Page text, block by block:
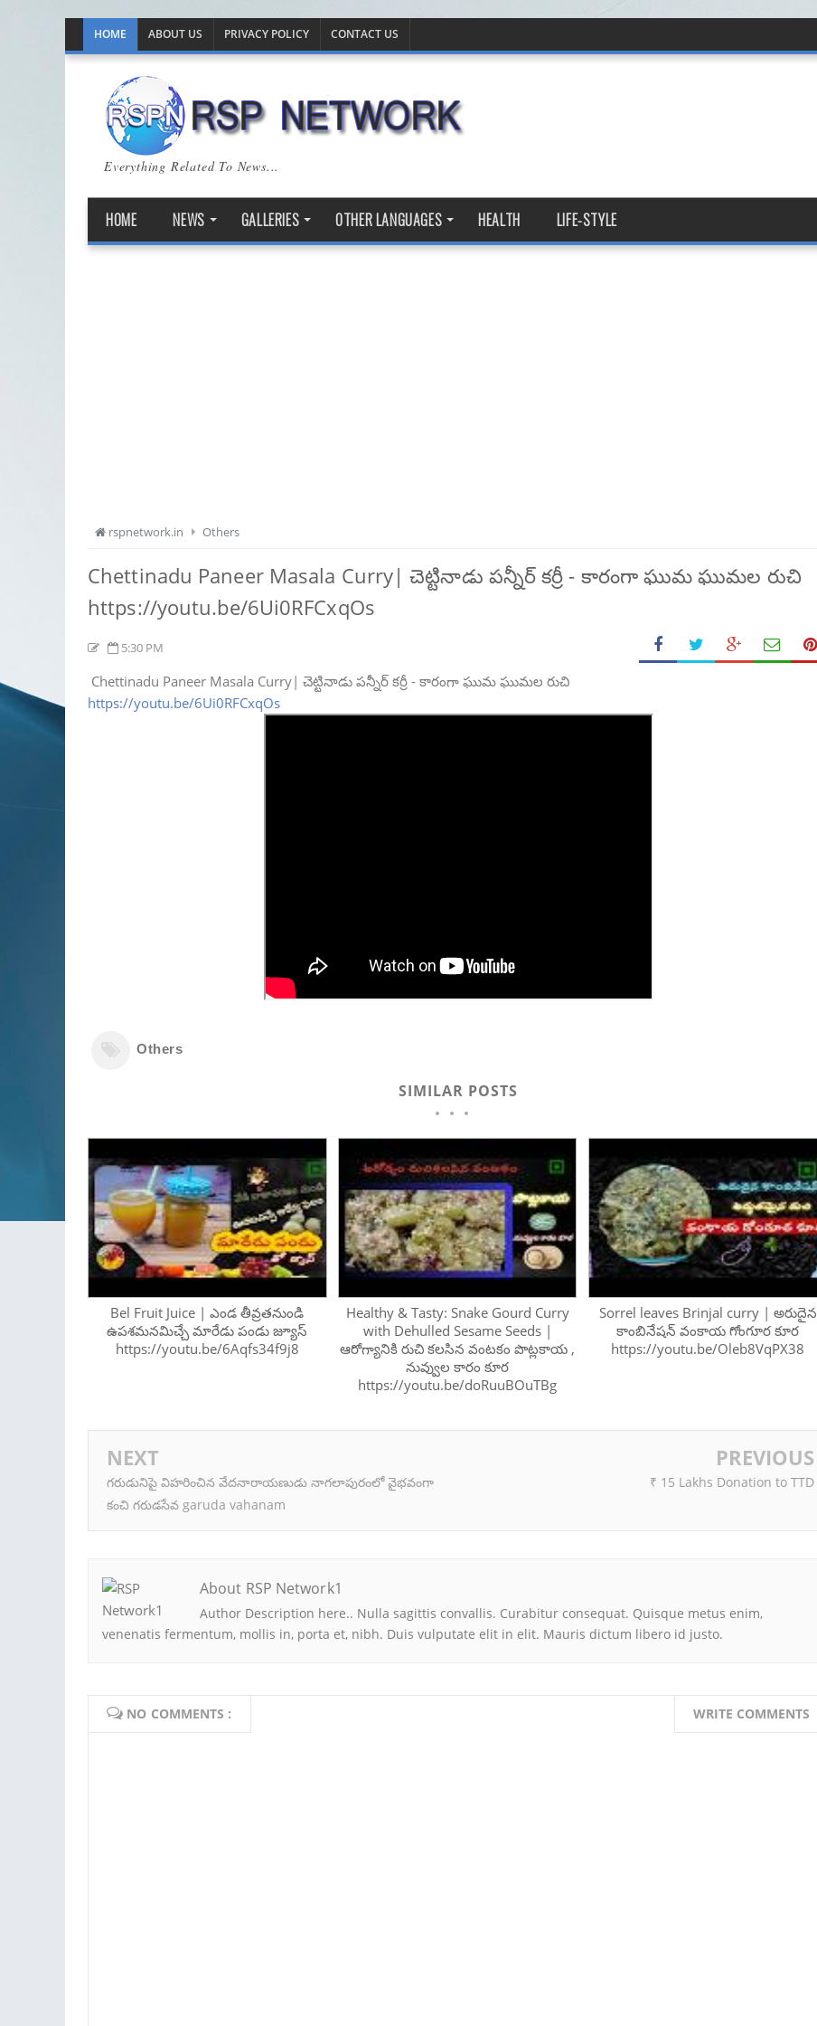
HOME ABOUT US PRIVACY POLICY CONTACT US
Everything Related To News...
HOME NEWS GALLERIES OTHER LANGUAGES HEALTH LIFE-STYLE
rspnetwork.in Others
Chettinadu Paneer Masala Curry| చెట్టినాడు పన్నీర్ కర్రీ - కారంగా ఘుమ ఘుమల రుచి
https://youtu.be/6Ui0RFCxqOs
5:30 PM
Chettinadu Paneer Masala Curry| చెట్టినాడు పన్నీర్ కర్రీ - కారంగా ఘుమ ఘుమల రుచి
https://youtu.be/6Ui0RFCxqOs
Others
SIMILAR POSTS
Bel Fruit Juice | ఎండ తీవ్రతనుండి
ఉపశమనమిచ్చే మారేడు పండు జ్యూస్
https://youtu.be/6Aqfs34f9j8
Healthy & Tasty: Snake Gourd Curry
with Dehulled Sesame Seeds |
ఆరోగ్యానికి రుచి కలసిన వంటకం పొట్లకాయ ,
నువ్వుల కారం కూర
https://youtu.be/doRuuBOuTBg
Sorrel leaves Brinjal curry | అరుదైన
కాంబినేషన్ వంకాయ గోంగూర కూర
https://youtu.be/Oleb8VqPX38
NEXT
గరుడునిపై విహరించిన వేదనారాయణుడు నాగలాపురంలో వైభవంగా
కంచి గరుడసేవ garuda vahanam
PREVIOUS
₹ 15 Lakhs Donation to TTD
About RSP Network1
Author Description here.. Nulla sagittis convallis. Curabitur consequat. Quisque metus enim,
venenatis fermentum, mollis in, porta et, nibh. Duis vulputate elit in elit. Mauris dictum libero id justo.
NO COMMENTS : WRITE COMMENTS